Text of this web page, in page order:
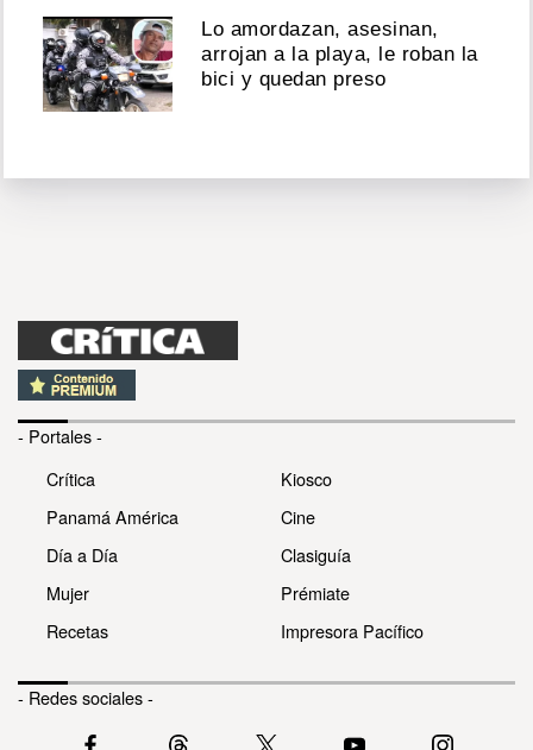
Lo amordazan, asesinan,
arrojan a la playa, le roban la
bici y quedan preso
- Portales -
Crítica
Panamá América
Día a Día
Mujer
Recetas
Kiosco
Cine
Clasiguía
Prémiate
Impresora Pacífico
- Redes sociales -